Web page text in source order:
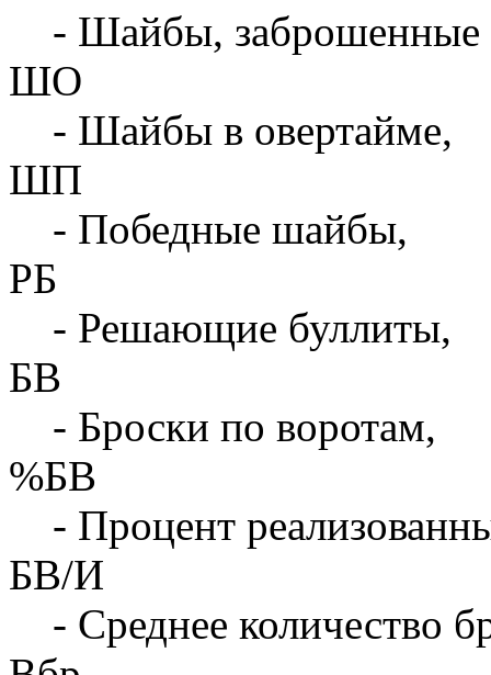
- Шайбы, заброшенные
ШО
- Шайбы в овертайме,
ШП
- Победные шайбы,
РБ
- Решающие буллиты,
БВ
- Броски по воротам,
%БВ
- Процент
БВ/И
- Среднее количество